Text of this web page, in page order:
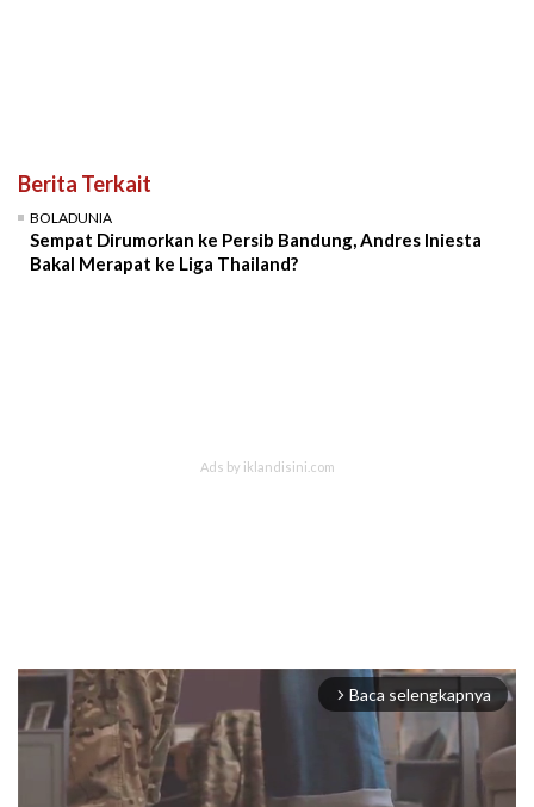
Berita Terkait
BOLADUNIA
Sempat Dirumorkan ke Persib Bandung, Andres Iniesta
Bakal Merapat ke Liga Thailand?
arrow_forward_ios Baca selengkapnya